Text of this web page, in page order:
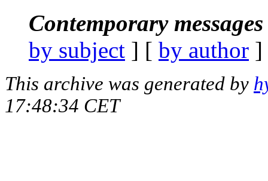
Contemporary
by subject ] [ by author
This archive was generated by
17:48:34 CET